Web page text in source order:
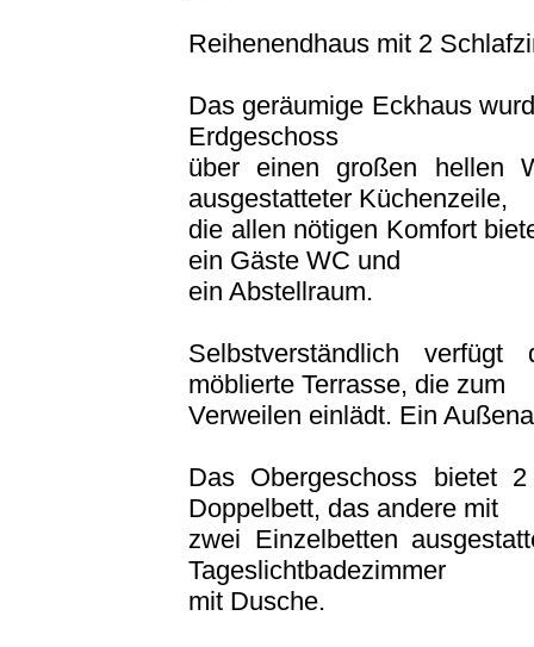
Reihenendhaus mit 2
Das geräumige Eckhaus
Erdgeschoss
über einen großen hellen
ausgestatteter Küchenzeile,
die allen nötigen Komfort
ein Gäste WC und
ein Abstellraum.
Selbstverständlich
möblierte Terrasse, die zum
Verweilen einlädt. Ein
Das Obergeschoss bietet
Doppelbett, das andere mit
zwei Einzelbetten
Tageslichtbadezimmer
mit Dusche.